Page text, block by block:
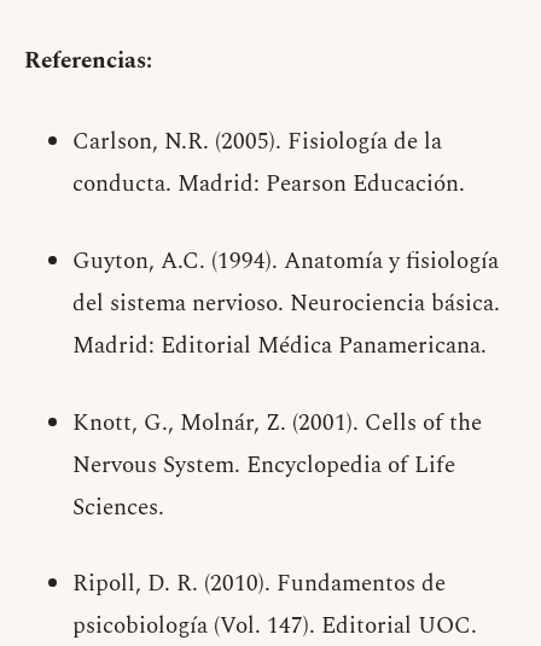
Referencias:
Carlson, N.R. (2005). Fisiología de la
conducta. Madrid: Pearson Educación.
Guyton, A.C. (1994). Anatomía y fisiología
del sistema nervioso. Neurociencia básica.
Madrid: Editorial Médica Panamericana.
Knott, G., Molnár, Z. (2001). Cells of the
Nervous System. Encyclopedia of Life
Sciences.
Ripoll, D. R. (2010). Fundamentos de
psicobiología (Vol. 147). Editorial UOC.